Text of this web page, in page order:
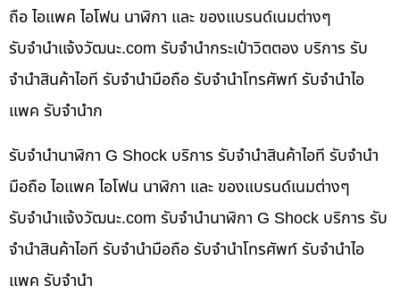
ถือ ไอแพค ไอโฟน นาฬิกา และ ของแบรนด์เนมต่างๆ
รับจํานําแจ้งวัฒนะ.com รับจำนำกระเป๋าวิตตอง บริการ รับ
จำนำสินค้าไอที รับจำนำมือถือ รับจำนำโทรศัพท์ รับจำนำไอ
แพค รับจำนำก
รับจำนำนาฬิกา G Shock บริการ รับจำนำสินค้าไอที รับจำนำ
มือถือ ไอแพค ไอโฟน นาฬิกา และ ของแบรนด์เนมต่างๆ
รับจํานําแจ้งวัฒนะ.com รับจำนำนาฬิกา G Shock บริการ รับ
จำนำสินค้าไอที รับจำนำมือถือ รับจำนำโทรศัพท์ รับจำนำไอ
แพค รับจำนำ